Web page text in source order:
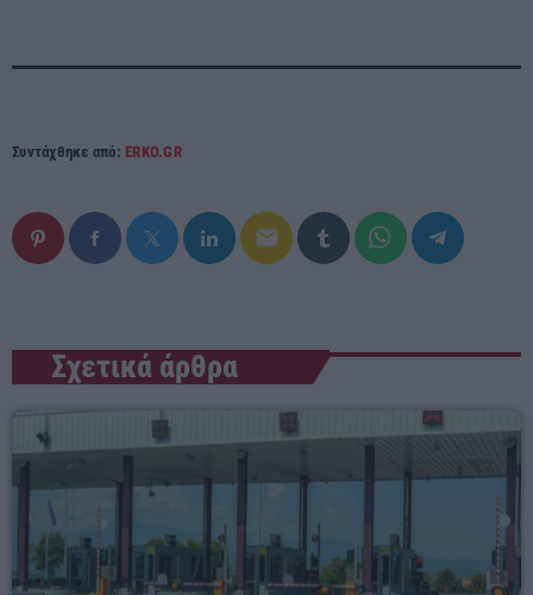
Συντάχθηκε από: ERKO.GR
email
Σχετικά άρθρα